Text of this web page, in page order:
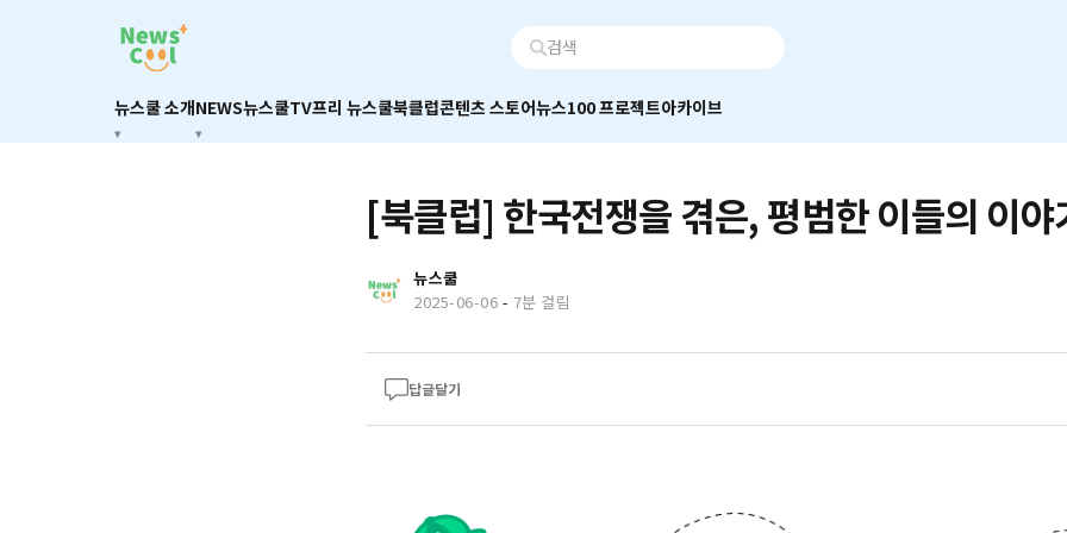
뉴스쿨 소개NEWS뉴스쿨TV프리 뉴스쿨북클럽콘텐츠 스토어뉴스100 프로젝트아카이브
[북클럽] 한국전쟁을 겪은, 평범한 이들의 이야
뉴스쿨
2025-06-06 - 7분 걸림
답글달기